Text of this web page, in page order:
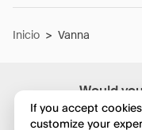
Would
Inicio > Vanna
If you accept
customize your